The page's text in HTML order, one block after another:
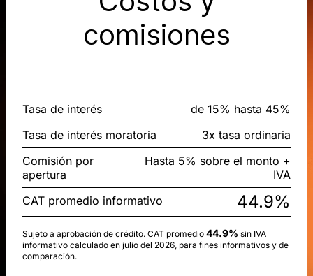
comisiones
Tasa de interés
de 15% hasta 45%
Tasa de interés moratoria
3x tasa ordinaria
Comisión por
apertura
Hasta 5% sobre el monto +
IVA
CAT promedio informativo
44.9%
Sujeto a aprobación de crédito. CAT promedio 44.9% sin IVA
informativo calculado en julio del 2026, para fines informativos y de
comparación.